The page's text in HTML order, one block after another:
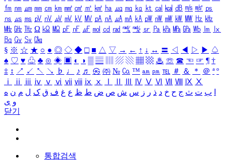
㎙ ㎚ ㎛ ㎜ ㎝ ㎞ ㎟ ㎠ ㎡ ㎢ ㏊ ㎍ ㎎ ㎏ ㏏ ㎈ ㎉ ㏈ ㎧ ㎨ ㎰
㎱ ㎲ ㎳ ㎴ ㎵ ㎶ ㎷ ㎸ ㎹ ㎀ ㎁ ㎂ ㎃ ㎄ ㎺ ㎻ ㎽ ㎾ ㎿ ㎐ ㎑
㎒ ㎓ ㎔ Ω ㏀ ㏁ ㎊ ㎋ ㎌ ㏖ ㏅ ㎭ ㎮ ㎯ ㏛ ㎩ ㎪ ㎫ ㎬ ㏝ ㏐
㏓
㏃ ㏉ ㏜ ㏆
§ ※ ☆ ★ ○ ● ◎ ◇ ◆ □ ■ △ ▽ → ← ↑ ↓ ↔ 〓 ◁ ◀ ▷ ▶ ♤
♠ ♡ ♥ ♧ ♣ ⊙ ◈ ▣ ◐ ◑ ▒ ▤ ▨ ▧ ▦ ▩ ♨ ☏ ☎ ☜ ☞ ¶ †
‡ ↕ ↗ ↙ ↖ ↘ ♭ ♩ ♪ ♬ ㉿ ㈜ № ㏇ ™ ㏂ ㏘ ℡ ＃ ＆ ＊ ＠ ª º
ⅰ
ⅱ ⅲ ⅳ ⅴ ⅵ ⅶ ⅷ ⅸ ⅹ Ⅳ Ⅴ Ⅵ Ⅶ Ⅷ Ⅸ Ⅹ
ب ت ث ج ح خ د ذ ر ز س ش ص ض ط ظ ع غ ف ق ک ل م ن ه
و ی
닫기
통합검색